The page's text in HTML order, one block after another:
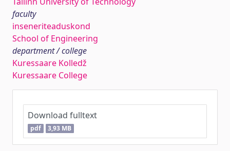
faculty
inseneriteaduskond
School of Engineering
department / college
Kuressaare Kolledž
Kuressaare College
Download fulltext
pdf 3,93 MB